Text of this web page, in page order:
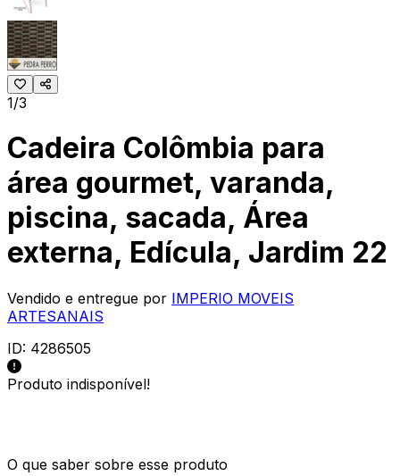
1/3
Cadeira Colômbia para
área gourmet, varanda,
piscina, sacada, Área
externa, Edícula, Jardim 22
Vendido e entregue por IMPERIO MOVEIS
ARTESANAIS
ID: 4286505
Produto indisponível!
O que saber sobre esse produto